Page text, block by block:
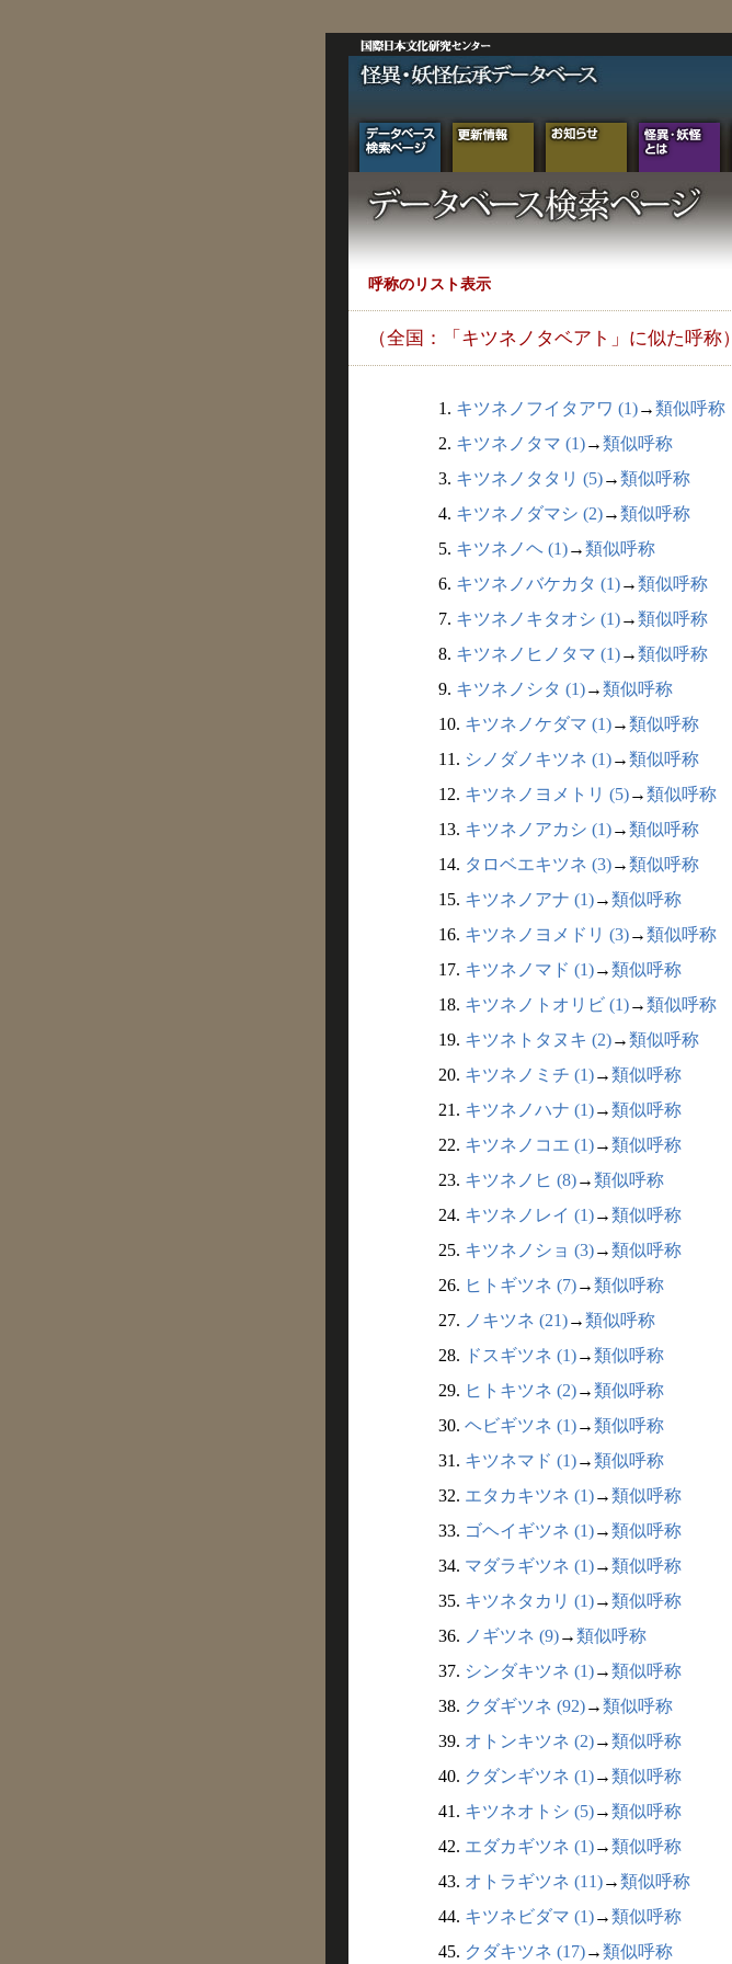
呼称のリスト表示
（全国：「キツネノタベアト」に似た呼称）
1. キツネノフイタアワ (1)→類似呼称
2. キツネノタマ (1)→類似呼称
3. キツネノタタリ (5)→類似呼称
4. キツネノダマシ (2)→類似呼称
5. キツネノヘ (1)→類似呼称
6. キツネノバケカタ (1)→類似呼称
7. キツネノキタオシ (1)→類似呼称
8. キツネノヒノタマ (1)→類似呼称
9. キツネノシタ (1)→類似呼称
10. キツネノケダマ (1)→類似呼称
11. シノダノキツネ (1)→類似呼称
12. キツネノヨメトリ (5)→類似呼称
13. キツネノアカシ (1)→類似呼称
14. タロベエキツネ (3)→類似呼称
15. キツネノアナ (1)→類似呼称
16. キツネノヨメドリ (3)→類似呼称
17. キツネノマド (1)→類似呼称
18. キツネノトオリビ (1)→類似呼称
19. キツネトタヌキ (2)→類似呼称
20. キツネノミチ (1)→類似呼称
21. キツネノハナ (1)→類似呼称
22. キツネノコエ (1)→類似呼称
23. キツネノヒ (8)→類似呼称
24. キツネノレイ (1)→類似呼称
25. キツネノショ (3)→類似呼称
26. ヒトギツネ (7)→類似呼称
27. ノキツネ (21)→類似呼称
28. ドスギツネ (1)→類似呼称
29. ヒトキツネ (2)→類似呼称
30. ヘビギツネ (1)→類似呼称
31. キツネマド (1)→類似呼称
32. エタカキツネ (1)→類似呼称
33. ゴヘイギツネ (1)→類似呼称
34. マダラギツネ (1)→類似呼称
35. キツネタカリ (1)→類似呼称
36. ノギツネ (9)→類似呼称
37. シンダキツネ (1)→類似呼称
38. クダギツネ (92)→類似呼称
39. オトンキツネ (2)→類似呼称
40. クダンギツネ (1)→類似呼称
41. キツネオトシ (5)→類似呼称
42. エダカギツネ (1)→類似呼称
43. オトラギツネ (11)→類似呼称
44. キツネビダマ (1)→類似呼称
45. クダキツネ (17)→類似呼称